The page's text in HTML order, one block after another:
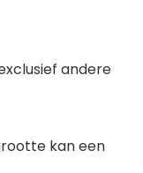
andere
kan een